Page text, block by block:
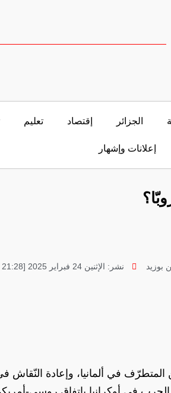
الجزائر إقتصاد تعليم
إعلانات وإشهار
بوزيد نشر: الإثنين 24 فبراير 2025 [21:28 مساءً] بتوقيت الجزائر
المتطرّف في ألمانيا، وإعادة النّقاش